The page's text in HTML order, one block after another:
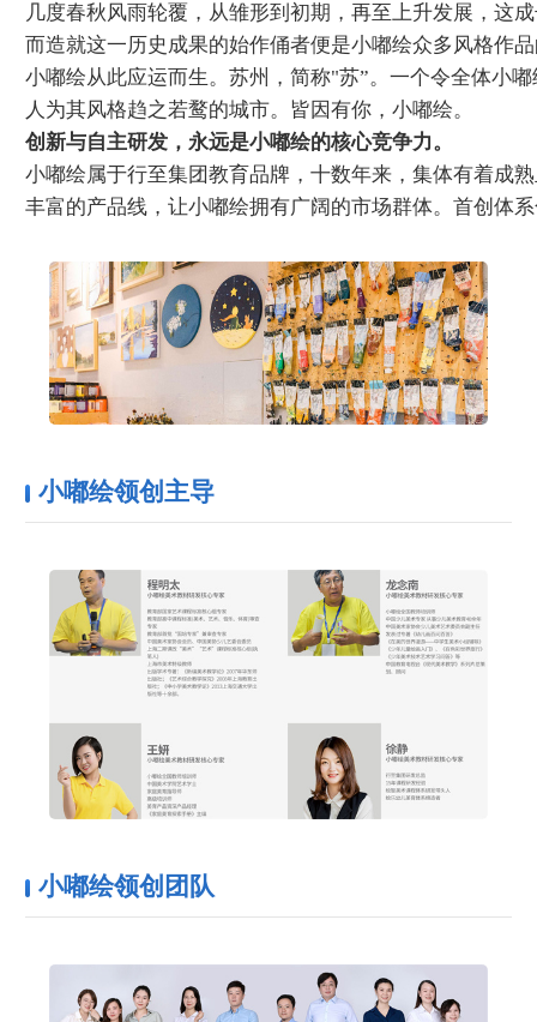
几度春秋风雨轮覆，从雏形到初期，再至上升发展，这
而造就这一历史成果的始作俑者便是小嘟绘众多风格作
小嘟绘从此应运而生。苏州，简称"苏”。一个令全体小
人为其风格趋之若鹜的城市。皆因有你，小嘟绘。
创新与自主研发，永远是小嘟绘的核心竞争力。
小嘟绘属于行至集团教育品牌，十数年来，集体有着成
丰富的产品线，让小嘟绘拥有广阔的市场群体。首创体
小嘟绘领创主导
小嘟绘领创团队